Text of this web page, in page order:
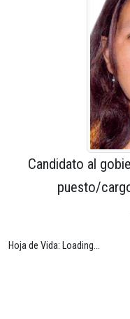
Candidato al
puesto/
Hoja de Vida: Loading...